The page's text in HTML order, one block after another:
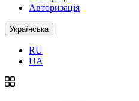
Авторизація
Українська
RU
UA